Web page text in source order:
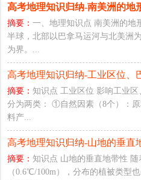
高考地理知识归纳-南美洲的地
摘要：一、地理知识点 南美洲的地
半球，北部以巴拿马运河与北美洲
为界。...
高考地理知识归纳-工业区位、
摘要：知识点 工业区位 影响工业
分为两类： ①自然因素（8个）：
料产...
高考地理知识归纳-山地的垂直
摘要：知识点 山地的垂直地带性
（0.6℃/100m），分布的植被类型